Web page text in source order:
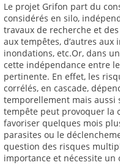
Le projet Grifon part du
considérés en silo,
travaux de recherche et
aux tempêtes, d’autres aux
inondations, etc.Or, dans
cette indépendance entre
pertinente. En effet, les
corrélés, en cascade,
temporellement mais aussi
tempête peut provoquer la
favoriser quelques mois
parasites ou le
question des risques
importance et nécessite un